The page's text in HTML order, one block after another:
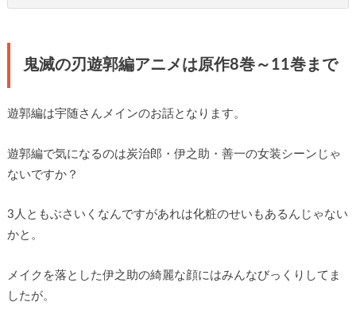
鬼滅の刃遊郭編アニメは原作8巻～11巻まで
遊郭編は宇随さんメインのお話となります。
遊郭編で気になるのは炭治郎・伊之助・善一の女装シーンじゃ
ないですか？
3人ともぶさいくなんですがあれは化粧のせいもあるんじゃない
かと。
メイクを落とした伊之助の綺麗な顔にはみんなびっくりしてま
したが。